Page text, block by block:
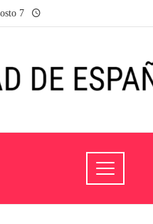
7